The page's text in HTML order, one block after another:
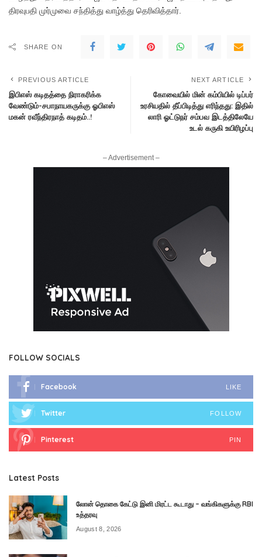
திரவுபதி முர்முவை சந்தித்து வாழ்த்து தெரிவித்தார்.
SHARE ON
PREVIOUS ARTICLE
இபிஎஸ் கடிதத்தை நிராகரிக்க
வேண்டும்-சபாநாயகருக்கு ஓபிஎஸ்
மகன் ரவீந்திரநாத் கடிதம்..!
NEXT ARTICLE
கோவையில் மின் கம்பியில் டிப்பர்
உரசியதில் தீப்பிடித்து எரிந்தது: இதில்
லாரி ஓட்டுநர் சம்பவ இடத்திலேயே
உடல் கருகி உயிரிழப்பு
– Advertisement –
FOLLOW SOCIALS
Facebook LIKE
Twitter FOLLOW
Pinterest PIN
Latest Posts
லோன் தொகை கேட்டு இனி மிரட்ட கூடாது – வங்கிகளுக்கு RBI
உத்தரவு
August 8, 2026